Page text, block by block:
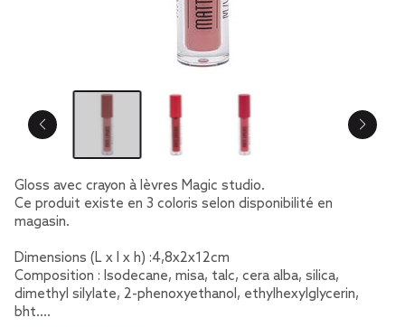
Gloss avec crayon à lèvres Magic studio.
Ce produit existe en 3 coloris selon disponibilité en
magasin.
Dimensions (L x l x h) :4,8x2x12cm
Composition : Isodecane, misa, talc, cera alba, silica,
dimethyl silylate, 2-phenoxyethanol, ethylhexylglycerin,
bht....